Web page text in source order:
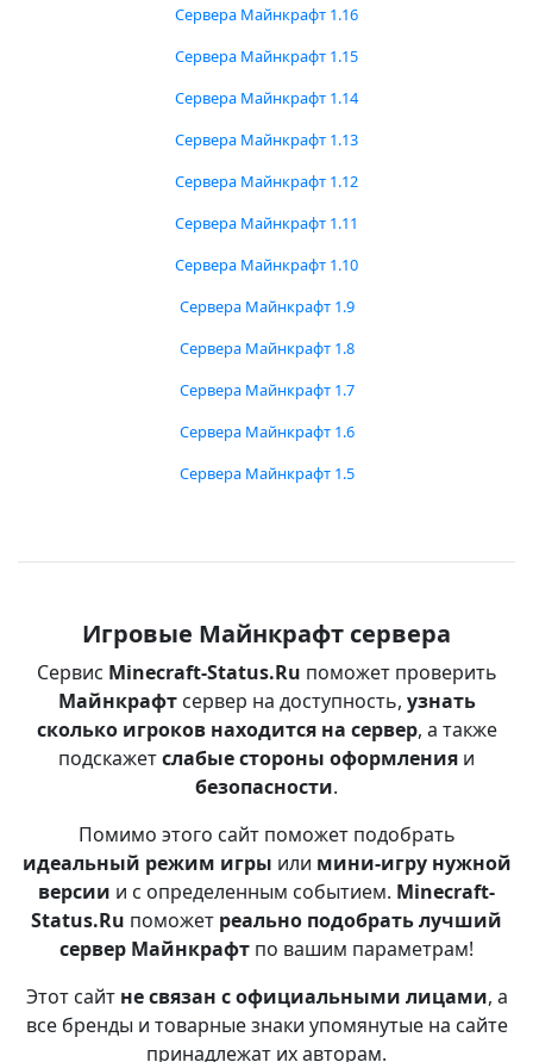
Сервера Майнкрафт 1.16
Сервера Майнкрафт 1.15
Сервера Майнкрафт 1.14
Сервера Майнкрафт 1.13
Сервера Майнкрафт 1.12
Сервера Майнкрафт 1.11
Сервера Майнкрафт 1.10
Сервера Майнкрафт 1.9
Сервера Майнкрафт 1.8
Сервера Майнкрафт 1.7
Сервера Майнкрафт 1.6
Сервера Майнкрафт 1.5
Игровые Майнкрафт сервера
Сервис Minecraft-Status.Ru поможет проверить
Майнкрафтсервер на доступность, узнать
сколько игроков находится на сервер, а также
подскажетслабые стороны оформления и
безопасности.
Помимо этого сайт поможет подобрать
идеальный режим игры или мини-игру нужной
версии и с определенным событием. Minecraft-
Status.Ru поможет реально подобрать лучший
сервер Майнкрафт по вашим параметрам!
Этот сайт не связан с официальными лицами, а
все бренды и товарные знаки упомянутые на сайте
принадлежат их авторам.